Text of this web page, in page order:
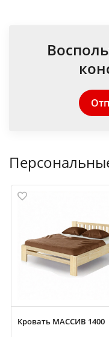
Кровать МАССИВ 1400